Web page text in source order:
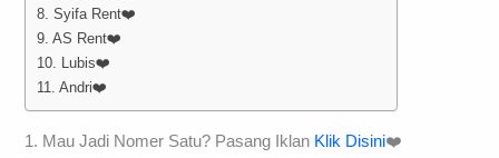
8. Syifa Rent❤️
9. AS Rent❤️
10. Lubis❤️
11. Andri❤️
1. Mau Jadi Nomer Satu? Pasang Iklan Klik Disini❤️